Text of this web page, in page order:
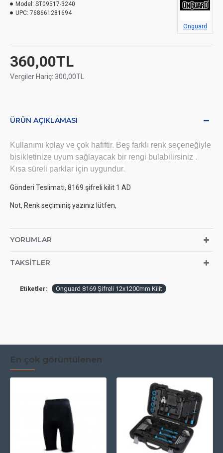
360,00TL
Vergiler Hariç: 300,00TL
Model: ST09517-3240
UPC: 768661281694
Onguard
ÜRÜN AÇIKLAMASI
Kullanımı kolay ve çok hafiftir. Beş farklı renk seçeneğiyle
bisikletinize uyum sağlayacak bir rengi bulabilirsiniz .
Kısa süreli parklar için uygundur.
Gönderi Teslimatı, 8169 şifreli kilit 1 AD
Not, Renk seçiminiş yazınız lütfen,
YORUMLAR
TAKSITLER
Etiketler: Onguard 8169 Şifreli 12x1200mm Kilit
En çok görüntülenen